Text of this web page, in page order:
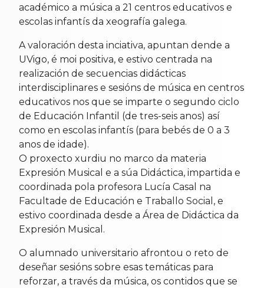
académico a música a 21 centros educativos e
escolas infantís da xeografía galega.
A valoración desta inciativa, apuntan dende a
UVigo, é moi positiva, e estivo centrada na
realización de secuencias didácticas
interdisciplinares e sesións de música en centros
educativos nos que se imparte o segundo ciclo
de Educación Infantil (de tres-seis anos) así
como en escolas infantís (para bebés de 0 a 3
anos de idade).
O proxecto xurdiu no marco da materia
Expresión Musical e a súa Didáctica, impartida e
coordinada pola profesora Lucía Casal na
Facultade de Educación e Traballo Social, e
estivo coordinada desde a Área de Didáctica da
Expresión Musical.
O alumnado universitario afrontou o reto de
deseñar sesións sobre esas temáticas para
reforzar, a través da música, os contidos que se